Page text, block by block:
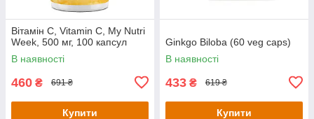
Вітамін С, Vitamin C, My Nutri
Week, 500 мг, 100 капсул
В наявності
460 ₴ 691 ₴
Купити
Ginkgo Biloba (60 veg caps)
В наявності
433 ₴ 619 ₴
Купити